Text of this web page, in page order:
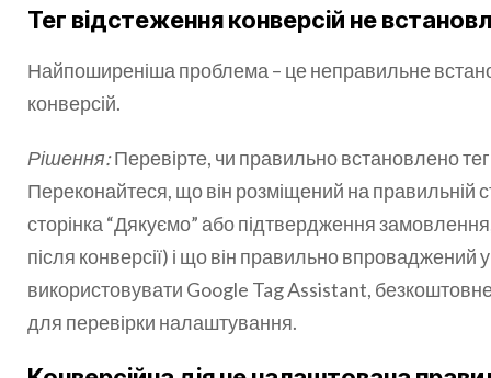
Тег відстеження конверсій не
Найпоширеніша проблема – це неправильне
конверсій.
Рішення:Перевірте, чи правильно встановлено
Переконайтеся, що він розміщений на правильній
сторінка “Дякуємо” або підтвердження
після конверсії) і що він правильно впроваджений
використовувати Google Tag Assistant,
для перевірки налаштування.